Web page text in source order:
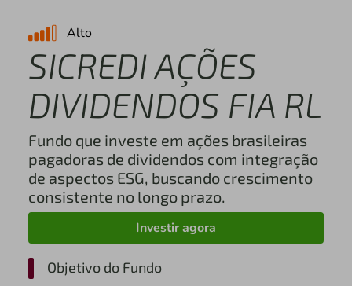
Alto
SICREDI AÇÕES
DIVIDENDOS FIA RL
Fundo que investe em ações brasileiras
pagadoras de dividendos com integração
de aspectos ESG, buscando crescimento
consistente no longo prazo.
Investir agora
Objetivo do Fundo